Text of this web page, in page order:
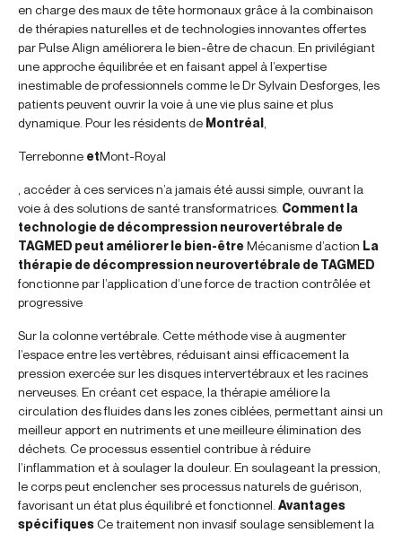
en charge des maux de tête hormonaux grâce à la combinaison
de thérapies naturelles et de technologies innovantes offertes
par Pulse Align améliorera le bien-être de chacun. En privilégiant
une approche équilibrée et en faisant appel à l’expertise
inestimable de professionnels comme le Dr Sylvain Desforges, les
patients peuvent ouvrir la voie à une vie plus saine et plus
dynamique. Pour les résidents de Montréal
Terrebonne etMont-Royal
, accéder à ces services n’a jamais été aussi simple, ouvrant la
voie à des solutions de santé transformatrices. Comment la
technologie de décompression neurovertébrale de
TAGMED peut améliorer le bien-êtreMécanisme d’action La
thérapie de décompression neurovertébrale de TAGMED
fonctionne par l’application d’une force de traction contrôlée et
progressive
Sur la colonne vertébrale. Cette méthode vise à augmenter
l’espace entre les vertèbres, réduisant ainsi efficacement la
pression exercée sur les disques intervertébraux et les racines
nerveuses. En créant cet espace, la thérapie améliore la
circulation des fluides dans les zones ciblées, permettant ainsi un
meilleur apport en nutriments et une meilleure élimination des
déchets. Ce processus essentiel contribue à réduire
l’inflammation et à soulager la douleur. En soulageant la pression,
le corps peut enclencher ses processus naturels de guérison,
favorisant un état plus équilibré et fonctionnel. Avantages
spécifiquesCe traitement non invasif soulage sensiblement la